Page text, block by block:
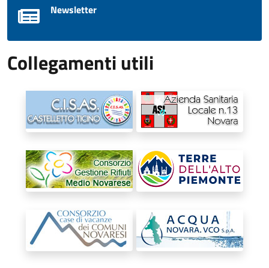
Newsletter
Collegamenti utili